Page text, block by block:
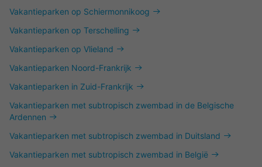
Vakantieparken op Schiermonnikoog
Vakantieparken op Terschelling
Vakantieparken op Vlieland
Vakantieparken Noord-Frankrijk
Vakantieparken in Zuid-Frankrijk
Vakantieparken met subtropisch zwembad in de Belgische
Ardennen
Vakantieparken met subtropisch zwembad in Duitsland
Vakantieparken met subtropisch zwembad in België